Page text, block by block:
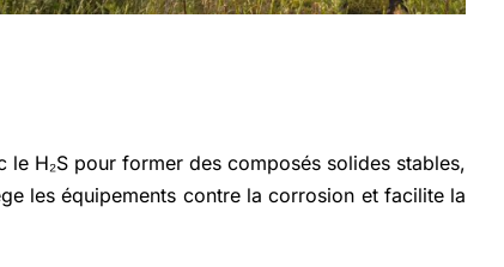
H₂S pour former des composés solides stables,
les équipements contre la corrosion et facilite la